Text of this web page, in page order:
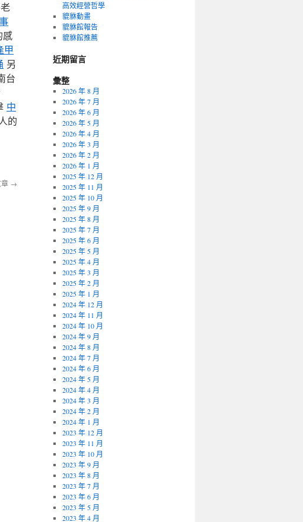
感
甲
另
台
中
的
→
高效經營哲學
貔貅動畫
貔貅館報告
貔貅館推薦
近期留言
彙整
2026 年 8 月
2026 年 7 月
2026 年 6 月
2026 年 5 月
2026 年 4 月
2026 年 3 月
2026 年 2 月
2026 年 1 月
2025 年 12 月
2025 年 11 月
2025 年 10 月
2025 年 9 月
2025 年 8 月
2025 年 7 月
2025 年 6 月
2025 年 5 月
2025 年 4 月
2025 年 3 月
2025 年 2 月
2025 年 1 月
2024 年 12 月
2024 年 11 月
2024 年 10 月
2024 年 9 月
2024 年 8 月
2024 年 7 月
2024 年 6 月
2024 年 5 月
2024 年 4 月
2024 年 3 月
2024 年 2 月
2024 年 1 月
2023 年 12 月
2023 年 11 月
2023 年 10 月
2023 年 9 月
2023 年 8 月
2023 年 7 月
2023 年 6 月
2023 年 5 月
2023 年 4 月